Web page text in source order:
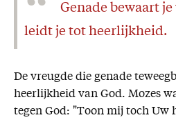
Genade bewaart
leidt je tot heerlijkheid.
De vreugde die genade
heerlijkheid van God. Mozes
tegen God: "Toon mij toch Uw